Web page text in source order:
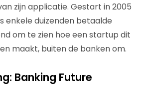
zijn applicatie. Gestart in 2005
enkele duizenden betaalde
om te zien hoe een startup dit
maakt, buiten de banken om.
Banking Future